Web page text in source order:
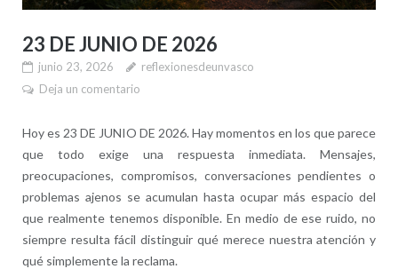
23 DE JUNIO DE 2026
junio 23, 2026
reflexionesdeunvasco
Deja un comentario
Hoy es 23 DE JUNIO DE 2026. Hay momentos en los que parece
que todo exige una respuesta inmediata. Mensajes,
preocupaciones, compromisos, conversaciones pendientes o
problemas ajenos se acumulan hasta ocupar más espacio del
que realmente tenemos disponible. En medio de ese ruido, no
siempre resulta fácil distinguir qué merece nuestra atención y
qué simplemente la reclama.